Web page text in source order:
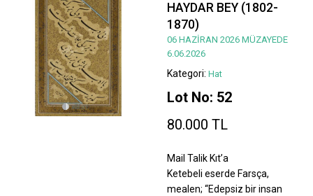
HAYDAR BEY (1802-
1870)
06 HAZİRAN 2026 MÜZAYEDE
6.06.2026
Kategori: Hat
Lot No: 52
80.000 TL
Mail Talik Kıt’a
Ketebeli eserde Farsça,
mealen; “Edepsiz bir insan